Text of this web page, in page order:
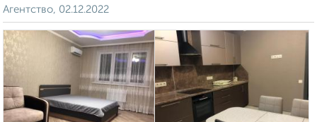
Агентство, 02.12.2022